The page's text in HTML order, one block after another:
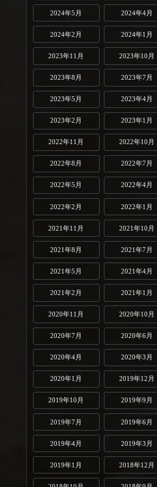
2024年5月 2024年4月
2024年2月 2024年1月
2023年11月 2023年10月
2023年8月 2023年7月
2023年5月 2023年4月
2023年2月 2023年1月
2022年11月 2022年10月
2022年8月 2022年7月
2022年5月 2022年4月
2022年2月 2022年1月
2021年11月 2021年10月
2021年8月 2021年7月
2021年5月 2021年4月
2021年2月 2021年1月
2020年11月 2020年10月
2020年7月 2020年6月
2020年4月 2020年3月
2020年1月 2019年12月
2019年10月 2019年9月
2019年7月 2019年6月
2019年4月 2019年3月
2019年1月 2018年12月